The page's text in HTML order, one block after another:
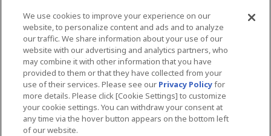
最新情報を配信中
moony公式SNS
We use cookies to improve your experience on our
website, to personalize content and ads and to analyze
our traffic. We share information about your use of our
website with our advertising and analytics partners, who
may combine it with other information that you have
provided to them or that they have collected from your
use of their services. Please see our Privacy Policyfor
more details. Please click [Cookie Settings] to customize
your cookie settings. You can withdraw your consent at
any time via the hover button appears on the bottom left
of our website.